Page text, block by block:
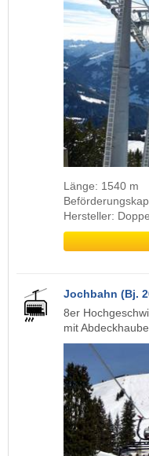
Länge: 1540 m
Hersteller:
Jochbahn (Bj.
8er
mit